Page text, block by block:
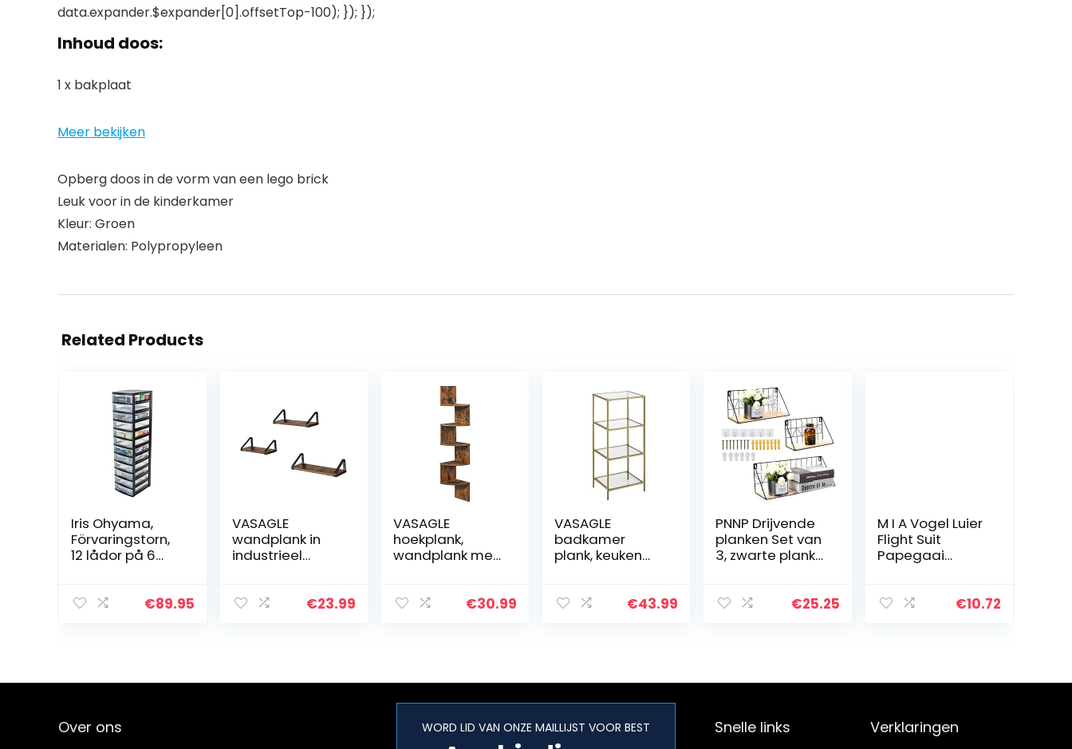
data.expander.$expander[0].offsetTop-100); }); });
Inhoud doos:
1 x bakplaat
Meer bekijken
Opberg doos in de vorm van een lego brick
Leuk voor in de kinderkamer
Kleur: Groen
Materialen: Polypropyleen
Related Products
Iris Ohyama,
Förvaringstorn,
12 lådor på 6
handtag, kontor,
€89.95
VASAGLE
wandplank in
industrieel
set van 3,
voor…
€23.99
VASAGLE
hoekplank,
wandplank met
voor keuken,
€30.99
VASAGLE
badkamer
plank, keuken
plank, plant€43.99
PNNP Drijvende
planken Set van
3, zwarte plank
metalen
€25.25
M I A Vogel Luier
Flight Suit
Papegaai
Dieren Kleding
€10.72
Over ons WORD LID VAN ONZE MAILLIJST VOOR BEST Snelle links Verklaringen